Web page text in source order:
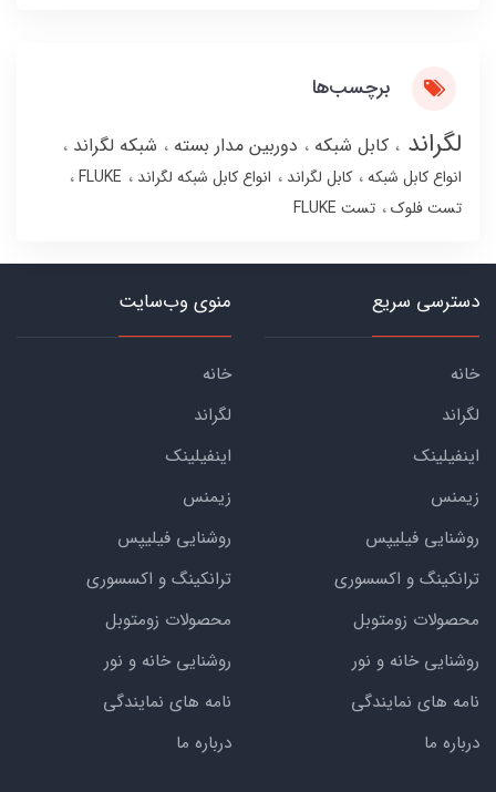
برچسب‌ها
لگراند کابل شبکه دوربین مدار بسته شبکه لگراند
انواع کابل شبکه کابل لگراند انواع کابل شبکه لگراند
FLUKE
تست فلوک
تست FLUKE
دسترسی سریع
خانه
لگراند
اینفیلینک
زیمنس
روشنایی فیلیپس
ترانکینگ و اکسسوری
محصولات زومتوبل
روشنایی خانه و نور
نامه های نمایندگی
درباره ما
منوی وب‌سایت
خانه
لگراند
اینفیلینک
زیمنس
روشنایی فیلیپس
ترانکینگ و اکسسوری
محصولات زومتوبل
روشنایی خانه و نور
نامه های نمایندگی
درباره ما